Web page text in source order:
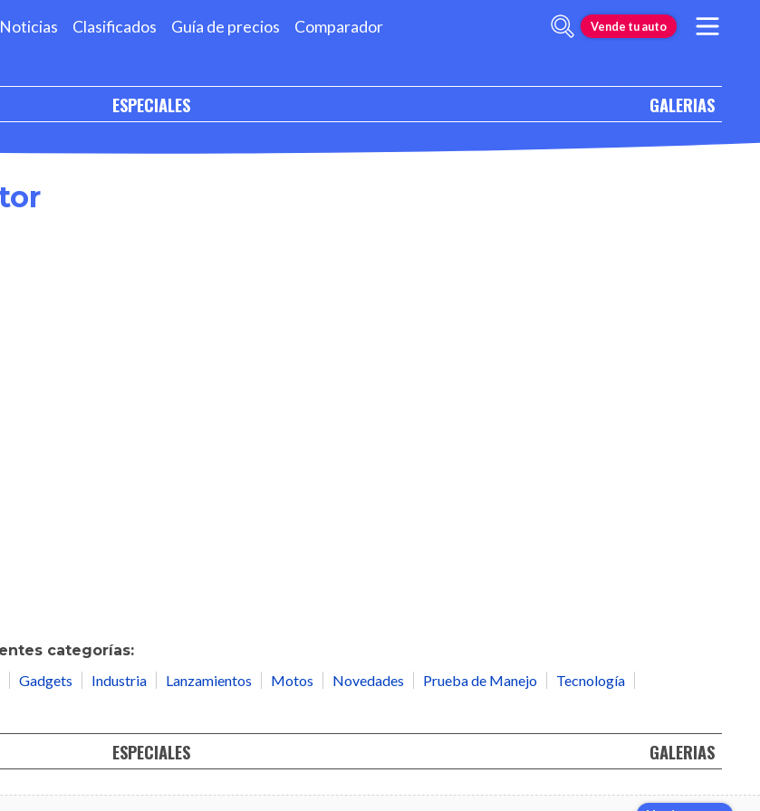
Noticias Clasificados Guía de precios Comparador Vende tu auto
ESPECIALES GALERIAS
categorías:
Gadgets Industria Lanzamientos Motos Novedades Prueba de Manejo
Tecnología
ESPECIALES GALERIAS